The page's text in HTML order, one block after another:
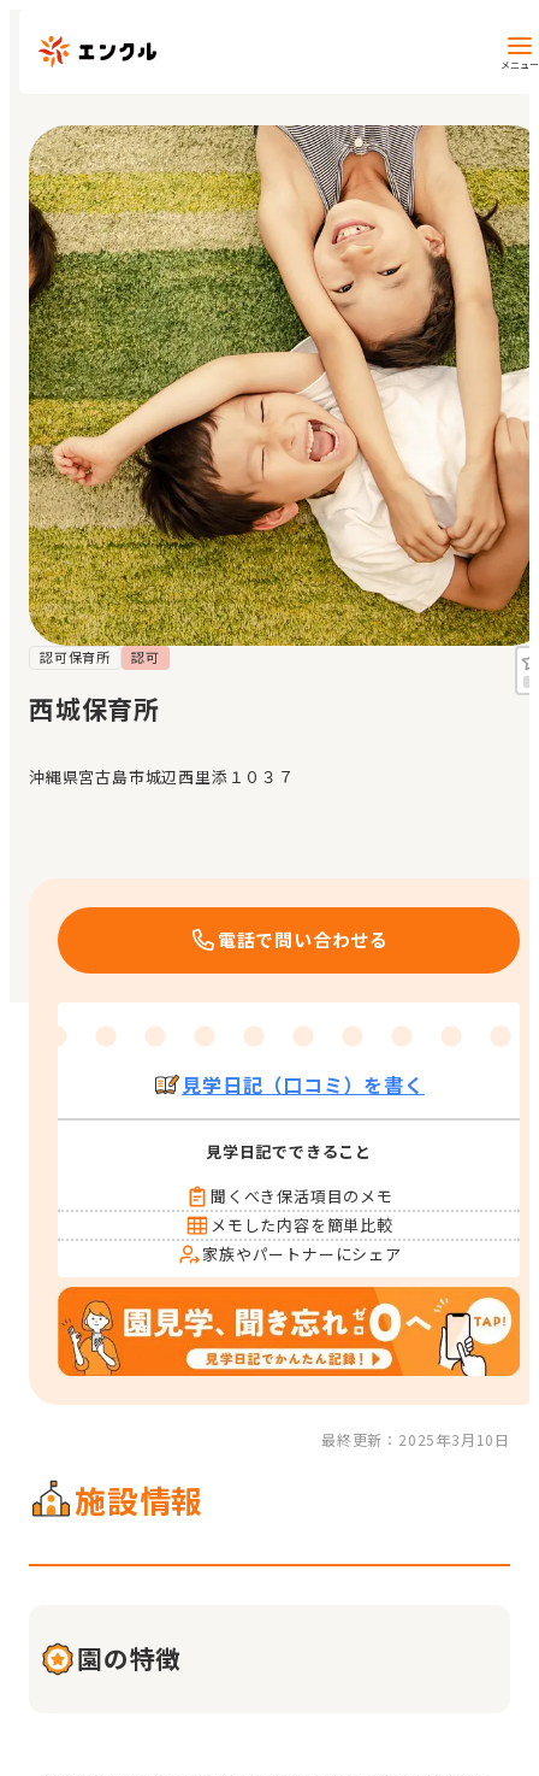
メニュー
保育園・幼稚園を探す
地図から探す
地域から探す
マイページ
閲覧履歴
お気に入り
見学日記
メッセージ
おすすめの園
エンクルの特徴と活用方法
認可保育所 認可
西城保育所
沖縄県宮古島市城辺西里添１０３７
電話で問い合わせる
見学日記（口コミ）を書く
見学日記でできること
聞くべき保活項目のメモ
メモした内容を簡単比較
家族やパートナーにシェア
最終更新：2025年3月10日
施設情報
園の特徴